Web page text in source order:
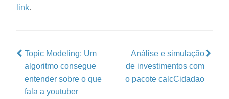
link.
Topic Modeling: Um
algoritmo consegue
entender sobre o que
fala a youtuber
Análise e simulação
de investimentos com
o pacote calcCidadao